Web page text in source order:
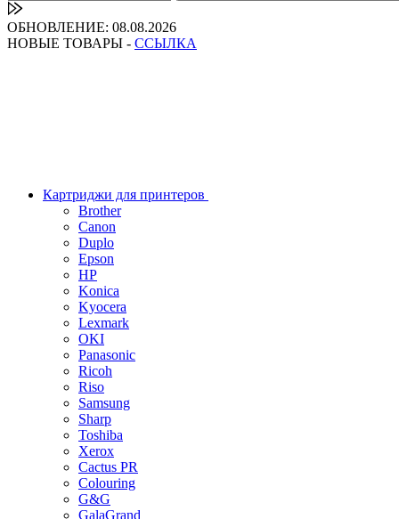
ОБНОВЛЕНИЕ: 08.08.2026
НОВЫЕ ТОВАРЫ - ССЫЛКА
Картриджи для принтеров
Brother
Canon
Duplo
Epson
HP
Konica
Kyocera
Lexmark
OKI
Panasonic
Ricoh
Riso
Samsung
Sharp
Toshiba
Xerox
Cactus PR
Colouring
G&G
GalaGrand